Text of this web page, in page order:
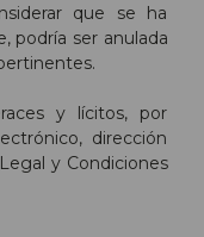
que se ha
podría ser anulada
y lícitos, por
dirección
y Condiciones